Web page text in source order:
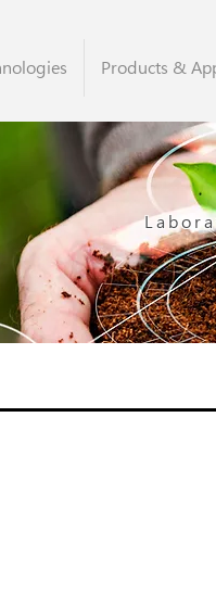
Products &